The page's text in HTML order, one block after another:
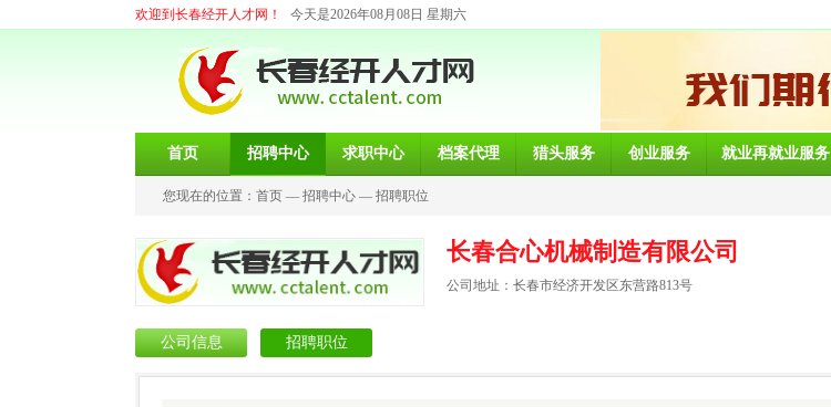
欢迎到长春经开人才网！ 今天是2026年08月08日 星期六
首页 招聘中心 求职中心 档案代理 猎头服务 创业服务 就业再就业服务
您现在的位置： 首页 — 招聘中心 — 招聘职位
长春合心机械制造有限公司
公司地址：长春市经济开发区东营路813号
公司信息 招聘职位